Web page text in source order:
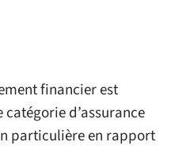
financier est
d’assurance
particulière en rapport